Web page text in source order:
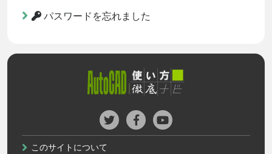
パスワードを忘れました
このサイトについて